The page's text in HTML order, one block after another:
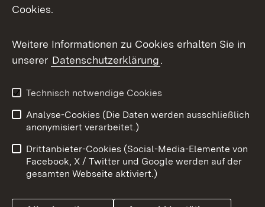
Link zum Landesportal
Impressum
Datenschutz
Cookies
Cookies.
Weitere Informationen zu Cookies erhalten Sie in
unserer Datenschutzerklärung.
Technisch notwendige Cookies
Analyse-Cookies (Die Daten werden ausschließlich
anonymisiert verarbeitet.)
Drittanbieter-Cookies (Social-Media-Elemente von
Facebook, X / Twitter und Google werden auf der
gesamten Webseite aktiviert.)